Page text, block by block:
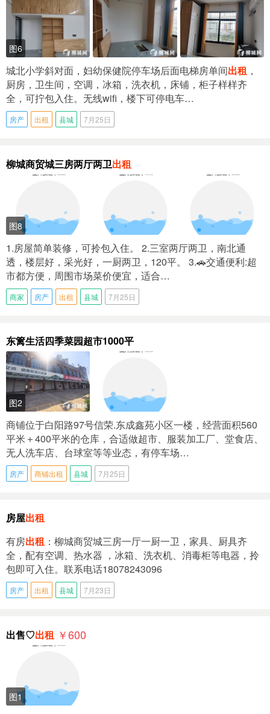
图6
城北小学斜对面，妇幼保健院停车场后面电梯房单间出租 ，
厨房，卫生间，空调，冰箱，洗衣机，床铺，柜子样样齐
全，可拧包入住。无线wifi，楼下可停电车…
房产 出租 县城 7月25日
柳城商贸城三房两厅两卫出租
图8
1.房屋简单装修，可拎包入住。 2.三室两厅两卫，南北通
透，楼层好，采光好，一厨两卫，120平。 3.🚗交通便利:超
市都方便，周围市场菜价便宜，适合…
商家 房产 出租 县城 7月25日
东篱生活四季菜园超市1000平
图2
商铺位于白阳路97号信荣.东成鑫苑小区一楼，经营面积560
平米＋400平米的仓库，合适做超市、服装加工厂、堂食店、
无人洗车店、台球室等等业态，有停车场…
房产 商铺出租 县城 7月25日
房屋出租
有房出租 ：柳城商贸城三房一厅一厨一卫，家具、厨具齐
全，配有空调、热水器 ，冰箱、洗衣机、消毒柜等电器，拎
包即可入住。联系电话18078243096
房产 出租 县城 7月23日
出售♡出租 ￥600
图1